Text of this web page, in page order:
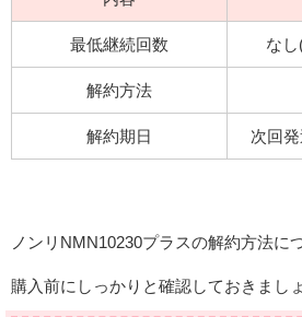
最低継続回数 な
解約方法
解約期日 次回
ノンリNMN10230プラスの解約方法に
購入前にしっかりと確認しておきまし